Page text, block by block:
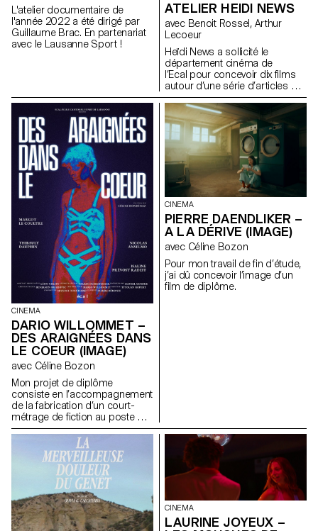
L'atelier documentaire de
l'année 2022 a été dirigé par
Guillaume Brac. En partenariat
avec le Lausanne Sport !
ATELIER HEIDI NEWS
avec Benoit Rossel, Arthur
Lecoeur
Heïdi News a sollicité le
département cinéma de
l’Ecal pour concevoir dix films
autour d’une série d’articles sur
le thème de l'alimentation. Les
étudiants devaient réaliser des
très courts-métrages de deux
à trois minutes diffusables sur
le site internet du journal et les
réseaux sociaux.
CINEMA
DARIO WILLOMMET –
DES ARAIGNÉES DANS
LE COEUR (IMAGE)
avec Céline Bozon
Mon projet de diplôme
consiste en l’accompagnement
de la fabrication d’un court-
métrage de fiction au poste de
chef-opérateur.
CINEMA
PIERRE DAENDLIKER –
A LA DÉRIVE (IMAGE)
avec Céline Bozon
Pour mon travail de fin d’étude,
j’ai dû concevoir l’image d’un
film de diplôme.
CINEMA
LAURINE JOYEUX –